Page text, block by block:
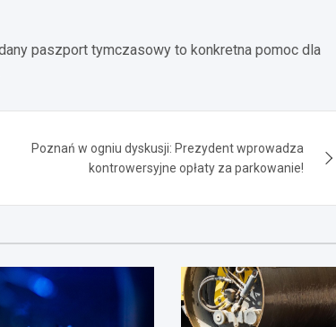
paszport tymczasowy to konkretna pomoc dla
Poznań w ogniu dyskusji: Prezydent wprowadza
kontrowersyjne opłaty za parkowanie!